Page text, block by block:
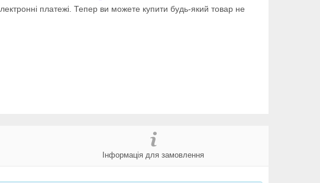
платежі. Тепер ви можете купити будь-який товар не
Інформація для замовлення